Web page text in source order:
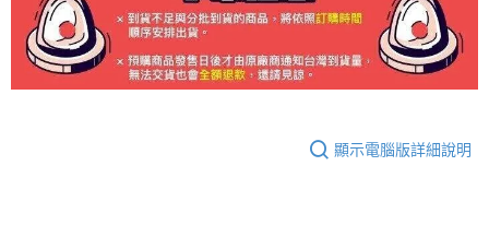
顯示電腦版詳細說明